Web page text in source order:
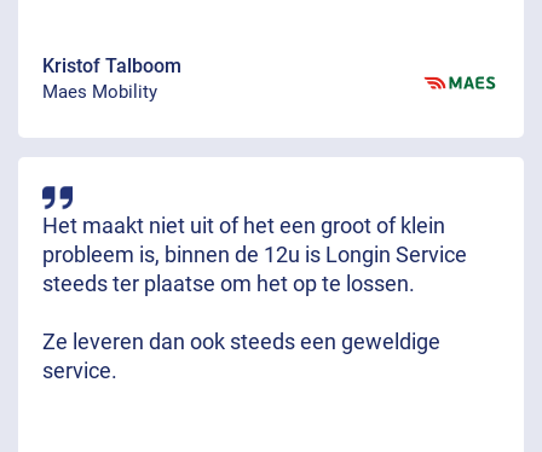
Kristof Talboom
Maes Mobility
Het maakt niet uit of het een groot of klein
probleem is, binnen de 12u is Longin Service
steeds ter plaatse om het op te lossen.
Ze leveren dan ook steeds een geweldige
service.